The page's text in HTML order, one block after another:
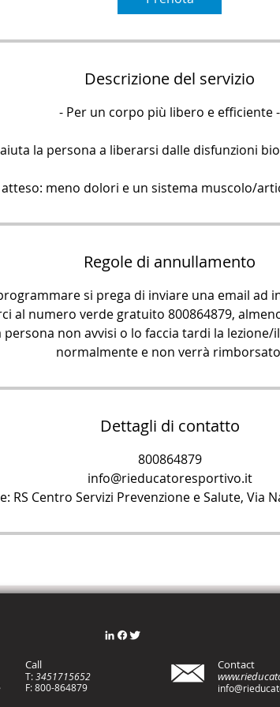
t
Descrizione del servizio
- Per un corpo più libero e efficiente -
la persona a liberarsi dalle disfunzioni
meno dolori e un sistema muscolo/
Regole di annullamento
si prega di inviare una email ad
al numero verde gratuito 800864879,
persona non avvisi o lo faccia tardi la
normalmente e non verrà
Dettagli di contatto
800864879
info@rieducatoresportivo.it
RS Centro Servizi Prevenzione e Salute, Via
Call
T:3451715652
F: 800-864879
Contact